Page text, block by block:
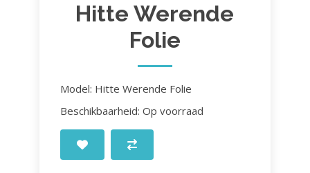
Hitte Werende
Folie
Model: Hitte Werende Folie
Beschikbaarheid: Op voorraad